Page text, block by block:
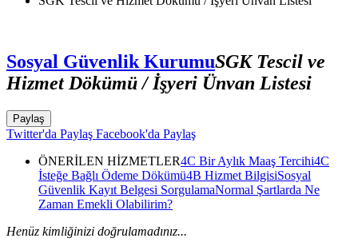
Sosyal Güvenlik KurumuSGK Tescil ve
Hizmet Dökümü / İşyeri Ünvan Listesi
Paylaş
Twitter'da Paylaş Facebook'da Paylaş
ÖNERİLEN HİZMETLER4C Bir Aylık Maaş Tercihi4C
İsteğe Bağlı Ödeme Dökümü4B Hizmet BilgisiSosyal
Güvenlik Kayıt Belgesi SorgulamaNormal Şartlarda Ne
Zaman Emekli Olabilirim?
Henüz kimliğinizi doğrulamadınız...